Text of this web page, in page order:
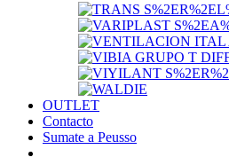
OUTLET
Contacto
Sumate a Peusso